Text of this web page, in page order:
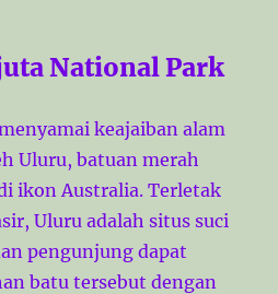
National Park
keajaiban alam
Uluru, batuan merah
ikon Australia. Terletak
Uluru adalah situs suci
pengunjung dapat
batu tersebut dengan